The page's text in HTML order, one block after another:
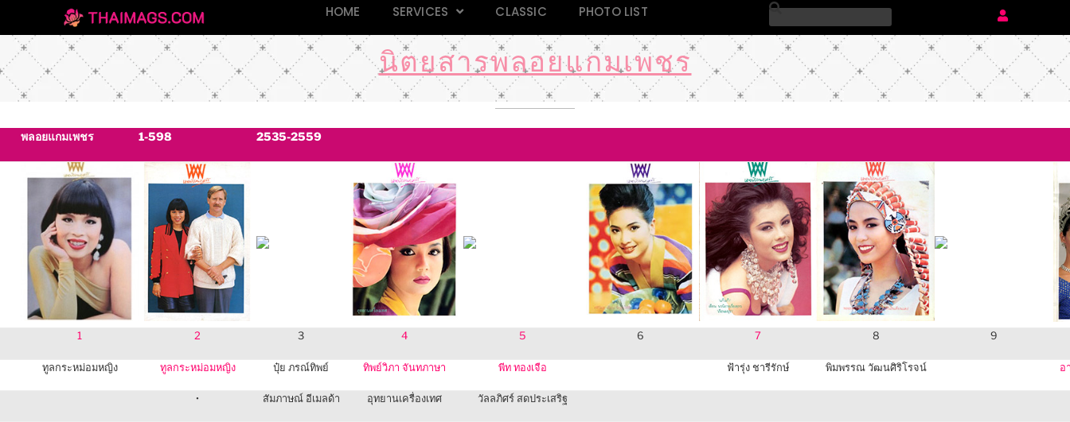
HOME SERVICES CLASSIC PHOTO LIST
นิตยสารพลอยแกมเพชร
พลอยแกมเพชร 1-598 2535-2559
1 2 3 4 5 6 7 8 9
ทูลกระหม่อมหญิง ทูลกระหม่อมหญิง ปุ๋ย ภรณ์ทิพย์ ทิพย์วิภา จันทภาษา พีท ทองเจือ ฟ้ารุ่ง ชารีรักษ์ พิมพรรณ วัฒนศิริโรจน์ อ
• สัมภาษณ์ อีเมลด้า อุทยานเครื่องเทศ วัลลภิศร์ สดประเสริฐ